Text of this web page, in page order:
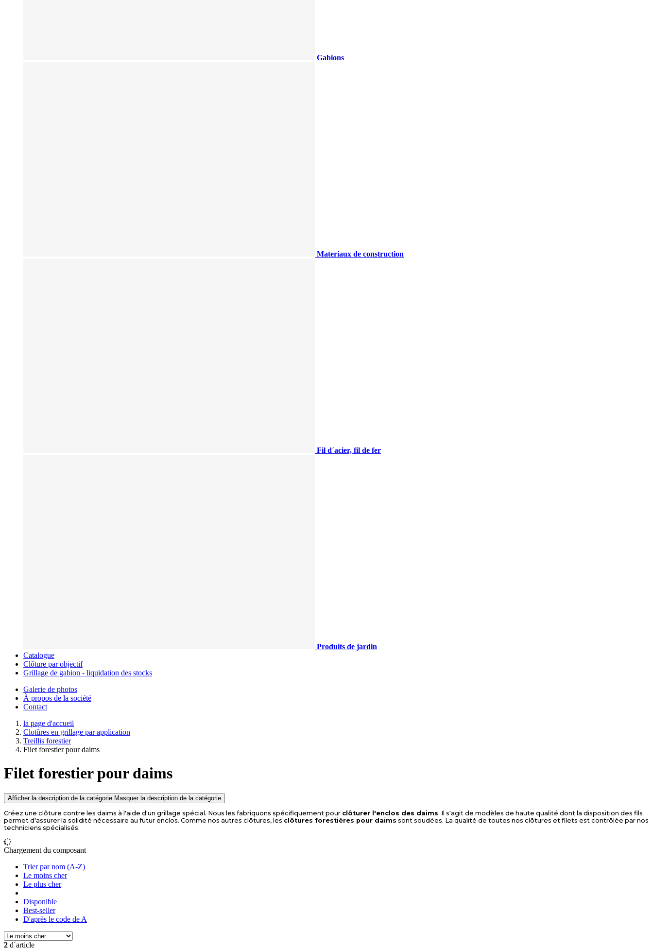
Gabions
Materiaux de construction
Fil d´acier, fil de fer
Produits de jardin
Catalogue
Clôture par objectif
Grillage de gabion - liquidation des stocks
Galerie de photos
À propos de la société
Contact
la page d'accueil
Clotûres en grillage par application
Treillis forestier
Filet forestier pour daims
Filet forestier pour daims
Afficher la description de la catégorie Masquer la description de la catégorie
Créez une clôture contre les daims à l'aide d'un grillage spécial. Nous les fabriquons spécifiquement pour clôturer l'enclos des daims. Il s'agit de modèles de haute qualité dont la disposition des fils
permet d'assurer la solidité nécessaire au futur enclos. Comme nos autres clôtures, les clôtures forestières pour daims sont soudées. La qualité de toutes nos clôtures et filets est contrôlée par nos
techniciens spécialisés.
Chargement du composant
Trier par nom (A-Z)
Le moins cher
Le plus cher
Disponible
Best-seller
D'après le code de A
2 d´article